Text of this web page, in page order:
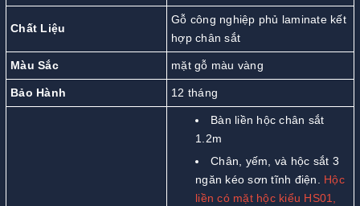
Chất Liệu
Gỗ công nghiệp phủ laminate kết
hợp chân sắt
Màu Sắc mặt gỗ màu vàng
Bảo Hành 12 tháng
Bàn liền hộc chân sắt
1.2m
Chân, yếm, và hộc sắt 3
ngăn kéo sơn tĩnh điện. Hộc
liền có mặt hộc kiểu HS01,